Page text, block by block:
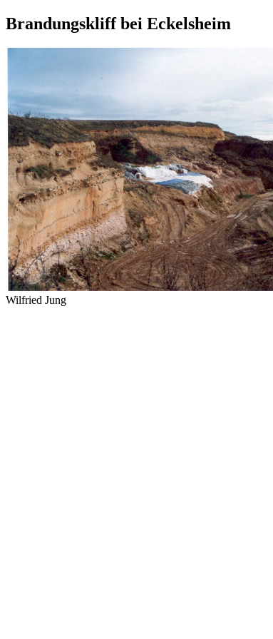
Brandungskliff bei Eckelsheim
Wilfried Jung